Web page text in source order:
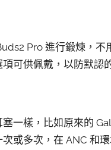
Pro 進行鍛煉，
可供佩戴，以防默認
一樣，比如原來的
或多次，在 ANC 和